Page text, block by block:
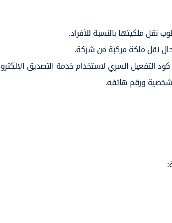
نقل ملكيتها بالنسبة للأفراد.
حال نقل ملكة مركبة من شركة.
التفعيل السري لاستخدام خدمة التصديق
ورقم هاتفه.